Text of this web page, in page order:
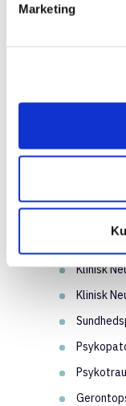
MarketingPsykologer
Klinisk
Klinisk